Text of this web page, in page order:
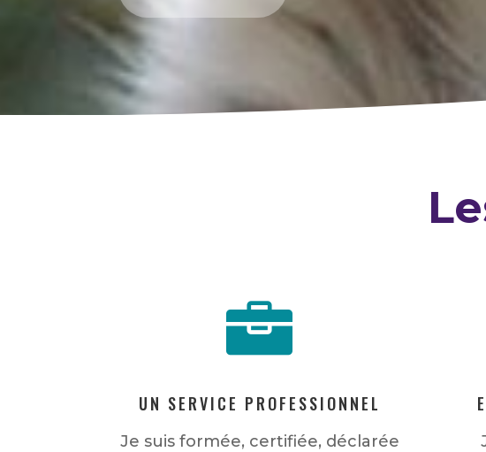

UN SERVICE PROFESSIONNEL
Je suis formée, certifiée, déclarée